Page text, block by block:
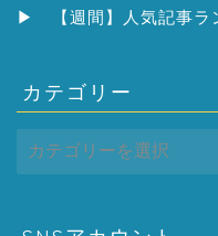
ブ
▶ 【週間】人気記事
カテゴリー